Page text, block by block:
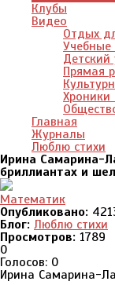
Клубы
Видео
Отдых
Детский
Прямая
Хроники
Главная
Журналы
Люблю стихи
Ирина Самарина-
бриллиантах и
Математик
Опубликовано:
Блог: Люблю стихи
Просмотров: 1789
0
Голосов: 0
Ирина Самарина-